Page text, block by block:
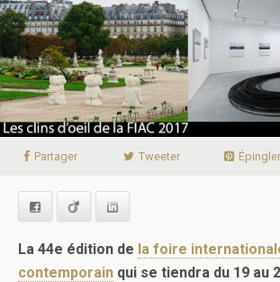
Partager Tweeter Épingler
Facebook Viadeo
La 44e édition de la foire
contemporain qui se tiendra du 19 au